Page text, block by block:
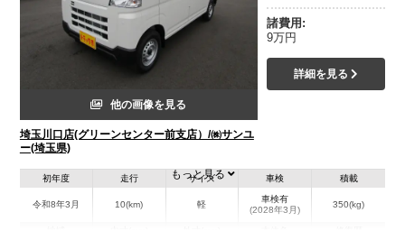
他の画像を見る
埼玉川口店(グリーンセンター前支店）/㈱サンユ
ー(埼玉県)
諸費用:
9万円
詳細を見る
初年度
令和8年3月
走行
10(km)
サイズ
軽
車検
車検有
(2028年3月)
積載
350(kg)
もっと見る